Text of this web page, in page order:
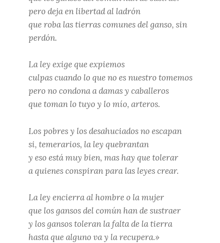
pero deja en libertad al ladrón
que roba las tierras comunes del ganso, sin
perdón.
La ley exige que expiemos
culpas cuando lo que no es nuestro tomemos
pero no condona a damas y caballeros
que toman lo tuyo y lo mío, arteros.
Los pobres y los desahuciados no escapan
si, temerarios, la ley quebrantan
y eso está muy bien, mas hay que tolerar
a quienes conspiran para las leyes crear.
La ley encierra al hombre o la mujer
que los gansos del común han de sustraer
y los gansos toleran la falta de la tierra
hasta que alguno va y la recupera.»